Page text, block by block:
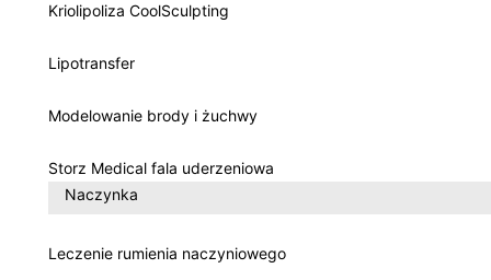
Kriolipoliza CoolSculpting
Lipotransfer
Modelowanie brody i żuchwy
Storz Medical fala uderzeniowa
Naczynka
Leczenie rumienia naczyniowego